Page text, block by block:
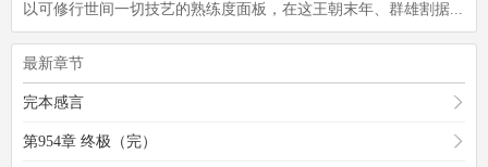
以可修行世间一切技艺的熟练度面板，在这王朝末年、群雄割据...
最新章节
完本感言
第954章 终极（完）